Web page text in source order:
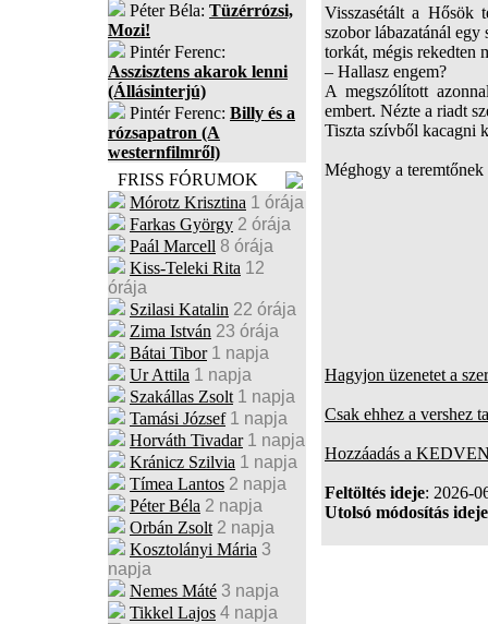
Péter Béla: Tüzérrózsi,
Mozi!
Pintér Ferenc:
Asszisztens akarok lenni
(Állásinterjú)
Pintér Ferenc: Billy és a
rózsapatron (A
westernfilmről)
FRISS FÓRUMOK
Mórotz Krisztina 1 órája
Farkas György 2 órája
Paál Marcell 8 órája
Kiss-Teleki Rita 12
órája
Szilasi Katalin 22 órája
Zima István 23 órája
Bátai Tibor 1 napja
Ur Attila 1 napja
Szakállas Zsolt 1 napja
Tamási József 1 napja
Horváth Tivadar 1 napja
Kránicz Szilvia 1 napja
Tímea Lantos 2 napja
Péter Béla 2 napja
Orbán Zsolt 2 napja
Kosztolányi Mária 3
napja
Nemes Máté 3 napja
Tikkel Lajos 4 napja
Visszasétált a Hősök
szobor lábazatánál
torkát, mégis rekedten
– Hallasz engem?
A megszólított
embert. Nézte a riadt
Tiszta szívből kacagni
Méghogy a
Hagyjon üzenetet a
Csak ehhez a vershez
Hozzáadás a
Feltöltés ideje: 2026-
Utolsó módosítás ideje